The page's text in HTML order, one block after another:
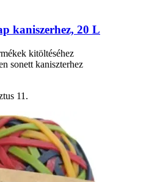
kaniszerhez, 20 L
kitöltéséhez
sonett kaniszterhez
11.